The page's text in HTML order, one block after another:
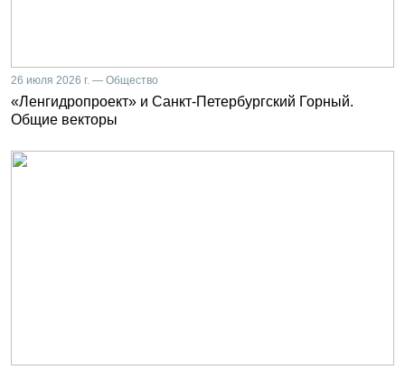
26 июля 2026 г. — Общество
«Ленгидропроект» и Санкт-Петербургский Горный.
Общие векторы